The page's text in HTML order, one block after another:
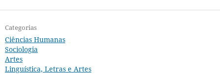
Categorias
Ciências Humanas
Sociologia
Artes
Linguística, Letras e Artes